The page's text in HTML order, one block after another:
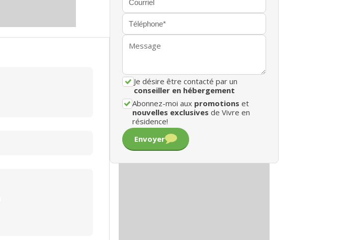
Je désire être contacté par un
conseiller en hébergement
Abonnez-moi aux promotions et
nouvelles exclusives de Vivre en
résidence!
Envoyer